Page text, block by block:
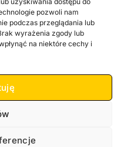
pozwoli nam
podczas przeglądania lub
wyrażenia zgody lub
na niektóre cechy i